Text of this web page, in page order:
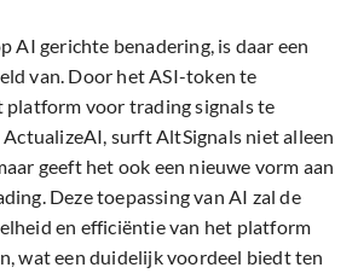
AI gerichte benadering, is daar een
van. Door het ASI-token te
platform voor trading signals te
surft AltSignals niet alleen
geeft het ook een nieuwe vorm aan
Deze toepassing van AI zal de
en efficiëntie van het platform
wat een duidelijk voordeel biedt ten